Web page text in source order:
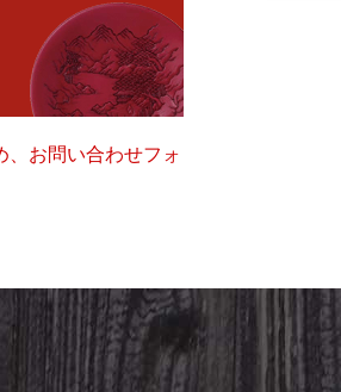
、お問い合わせフォ